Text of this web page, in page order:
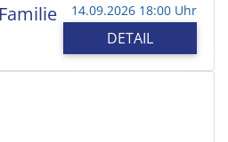
14.09.2026 18:00 Uhr
DETAIL